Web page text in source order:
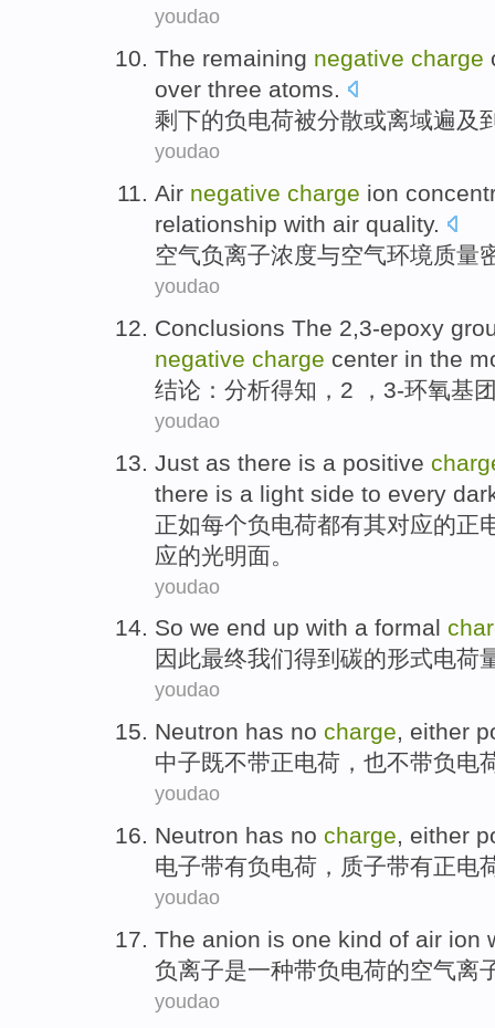
youdao
The remaining negative charge
over three atoms.
剩下的负电荷被分散或离域遍及
youdao
Air negative charge ion
relationship with air quality.
空气负离子浓度与空气环境质量
youdao
Conclusions The 2,3-epoxy
negative charge center in the
结论：分析得知， 2 ，3-环氧基
youdao
Just as there is a positive
there is a light side to every
正如每个负电荷都有其对应的正
应的光明面 。
youdao
So we end up with a formal
因此最终我们得到 碳的形式电荷
youdao
Neutron has no charge, either
中子既不带正电荷 ， 也不带负电
youdao
Neutron has no charge, either
电子带有负电荷 ，质子带有正电
youdao
The anion is one kind of air ion
负离子是一种带负电荷的空气离
youdao